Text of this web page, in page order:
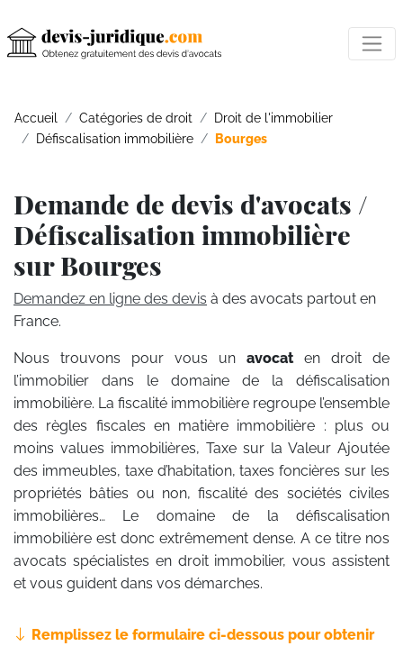
Accueil Catégories de droit
Droit de l'immobilier
Défiscalisation immobilière
Bourges
Demande de devis d'avocats /
Défiscalisation immobilière
sur Bourges
Demandez en ligne des devis à des avocats partout en
France.
Nous trouvons pour vous un avocat en droit de
l’immobilier dans le domaine de la défiscalisation
immobilière. La fiscalité immobilière regroupe l’ensemble
des règles fiscales en matière immobilière : plus ou
moins values immobilières, Taxe sur la Valeur Ajoutée
des immeubles, taxe d’habitation, taxes foncières sur les
propriétés bâties ou non, fiscalité des sociétés civiles
immobilières… Le domaine de la défiscalisation
immobilière est donc extrêmement dense. A ce titre nos
avocats spécialistes en droit immobilier, vous assistent
et vous guident dans vos démarches.
Remplissez le formulaire ci-dessous pour obtenir